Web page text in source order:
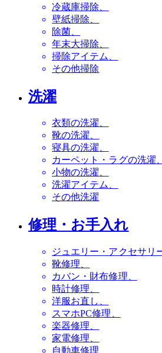
冷蔵庫掃除
壁紙掃除
除菌
年末大掃除
掃除アイテム
その他掃除
洗濯
衣類の洗濯
靴の洗濯
寝具の洗濯
カーペット・ラグの洗濯
小物の洗濯
洗濯アイテム
その他洗濯
修理・お手入れ
ジュエリー・アクセサリ
靴修理
カバン・財布修理
時計修理
洋服お直し
スマホPC修理
楽器修理
家電修理
自動車修理